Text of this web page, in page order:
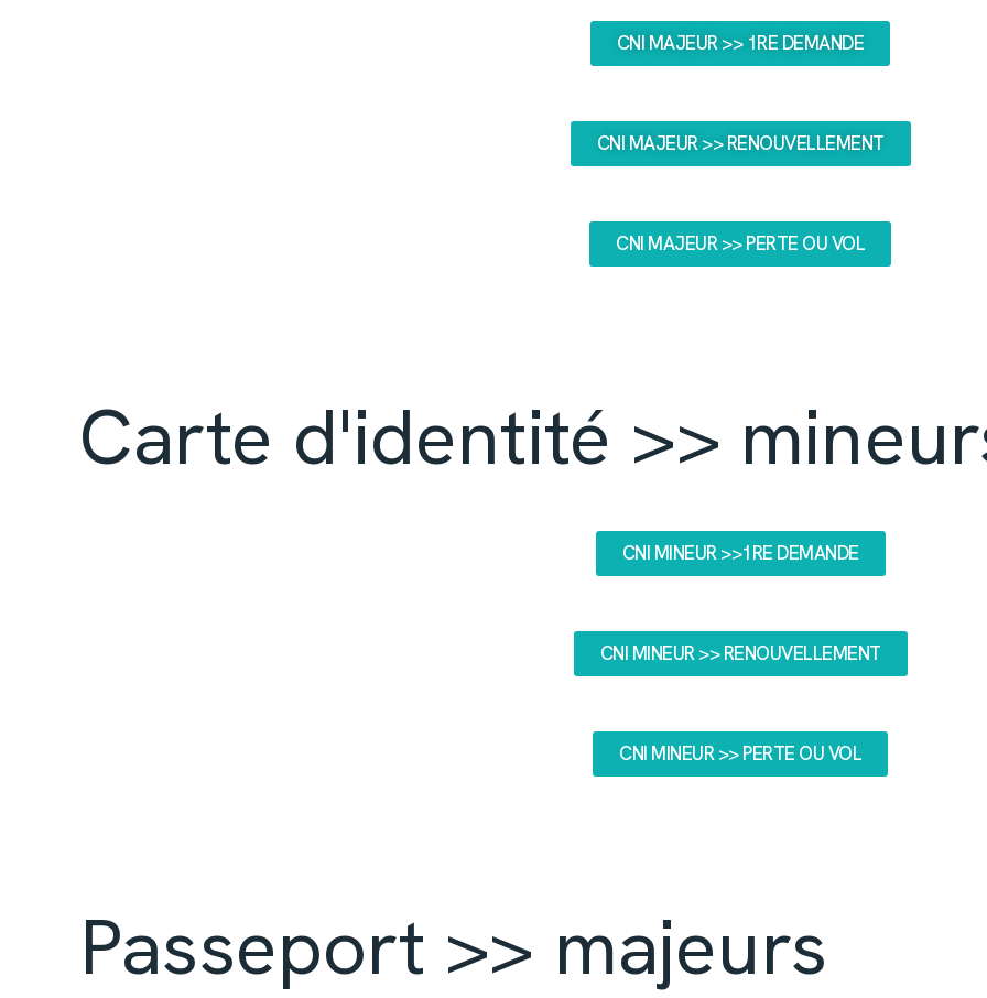
CNI MAJEUR >> 1RE DEMANDE
CNI MAJEUR >> RENOUVELLEMENT
CNI MAJEUR >> PERTE OU VOL
Carte d'identité >>
CNI MINEUR >>1RE DEMANDE
CNI MINEUR >> RENOUVELLEMENT
CNI MINEUR >> PERTE OU VOL
Passeport >> majeurs